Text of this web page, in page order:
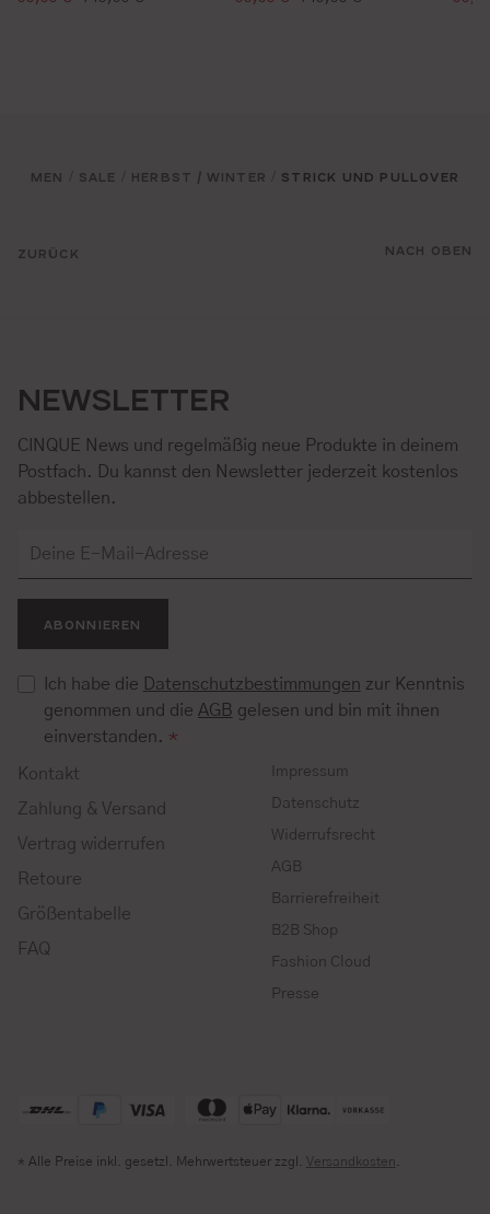
ZURÜCK
MEN SALE HERBST / WINTER STRICK UND PULLOVER
NACH OBEN
NEWSLETTER
CINQUE News und regelmäßig neue Produkte in deinem
Postfach. Du kannst den Newsletter jederzeit kostenlos
abbestellen.
ABONNIEREN
Ich habe die Datenschutzbestimmungen zur Kenntnis
genommen und die AGB gelesen und bin mit ihnen
einverstanden. *
Kontakt
Zahlung & Versand
Vertrag widerrufen
Retoure
Größentabelle
FAQ
Impressum
Datenschutz
Widerrufsrecht
AGB
Barrierefreiheit
B2B Shop
Fashion Cloud
Presse
* Alle Preise inkl. gesetzl. Mehrwertsteuer zzgl. Versandkosten